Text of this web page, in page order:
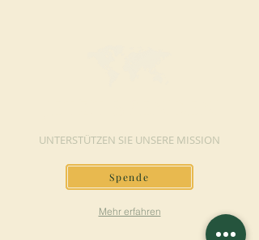
UNTERSTÜTZEN SIE UNSERE MISSION
Spende
Mehr erfahren